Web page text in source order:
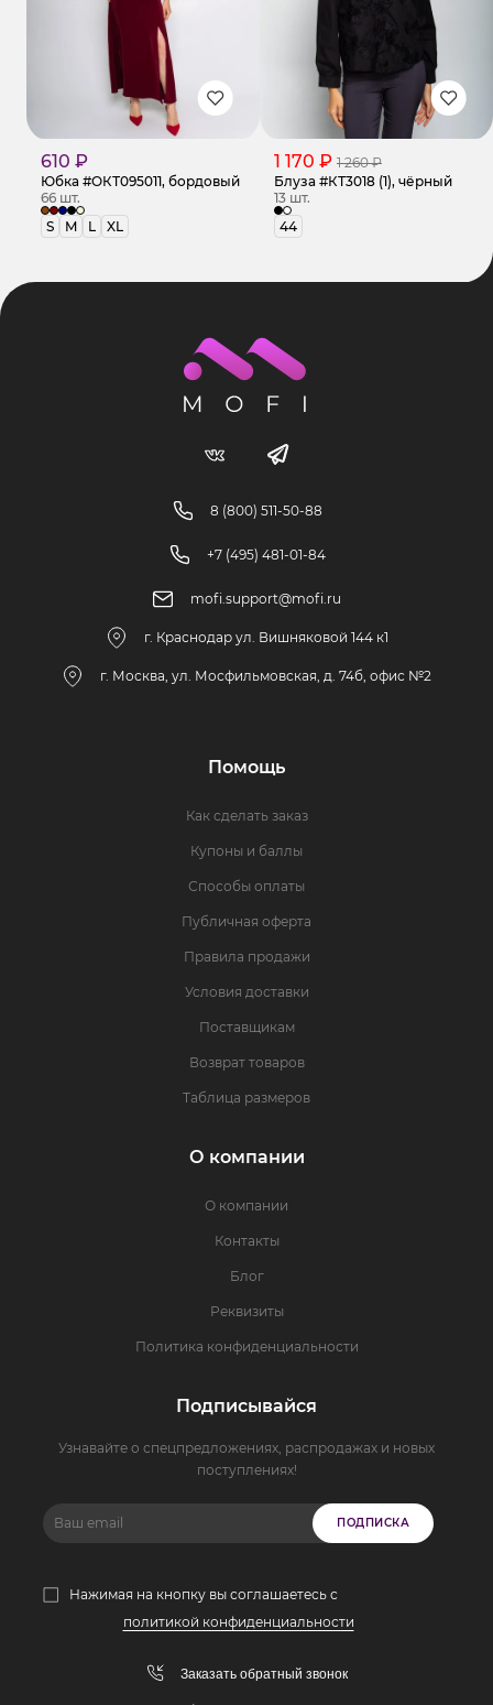
610 ₽
Юбка #ОКТ095011, бордовый
66 шт.
S
M L XL
1 170 ₽ 1 260 ₽
Блуза #КТ3018 (1), чёрный
13 шт.
44
8 (800) 511-50-88
+7 (495) 481-01-84
mofi.support@mofi.ru
г. Краснодар ул. Вишняковой 144 к1
г. Москва, ул. Мосфильмовская, д. 74б, офис №2
Помощь
Как сделать заказ
Купоны и баллы
Способы оплаты
Публичная оферта
Правила продажи
Условия доставки
Поставщикам
Возврат товаров
Таблица размеров
О компании
О компании
Контакты
Блог
Реквизиты
Политика конфиденциальности
Подписывайся
Узнавайте о спецпредложениях, распродажах и новых
поступлениях!
ПОДПИСКА
Нажимая на кнопку вы соглашаетесь с
политикой конфиденциальности
Заказать обратный звонок